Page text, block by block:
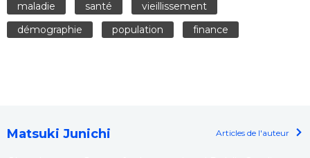
maladie santé
vieillissement
démographie
population finance
Matsuki Junichi Articles de l'auteur